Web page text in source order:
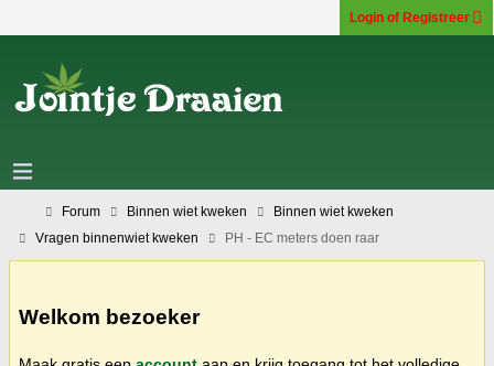
Login of Registreer
Forum Binnen wiet kweken
Binnen wiet kweken
Vragen binnenwiet kweken
PH - EC meters doen raar
Welkom bezoeker